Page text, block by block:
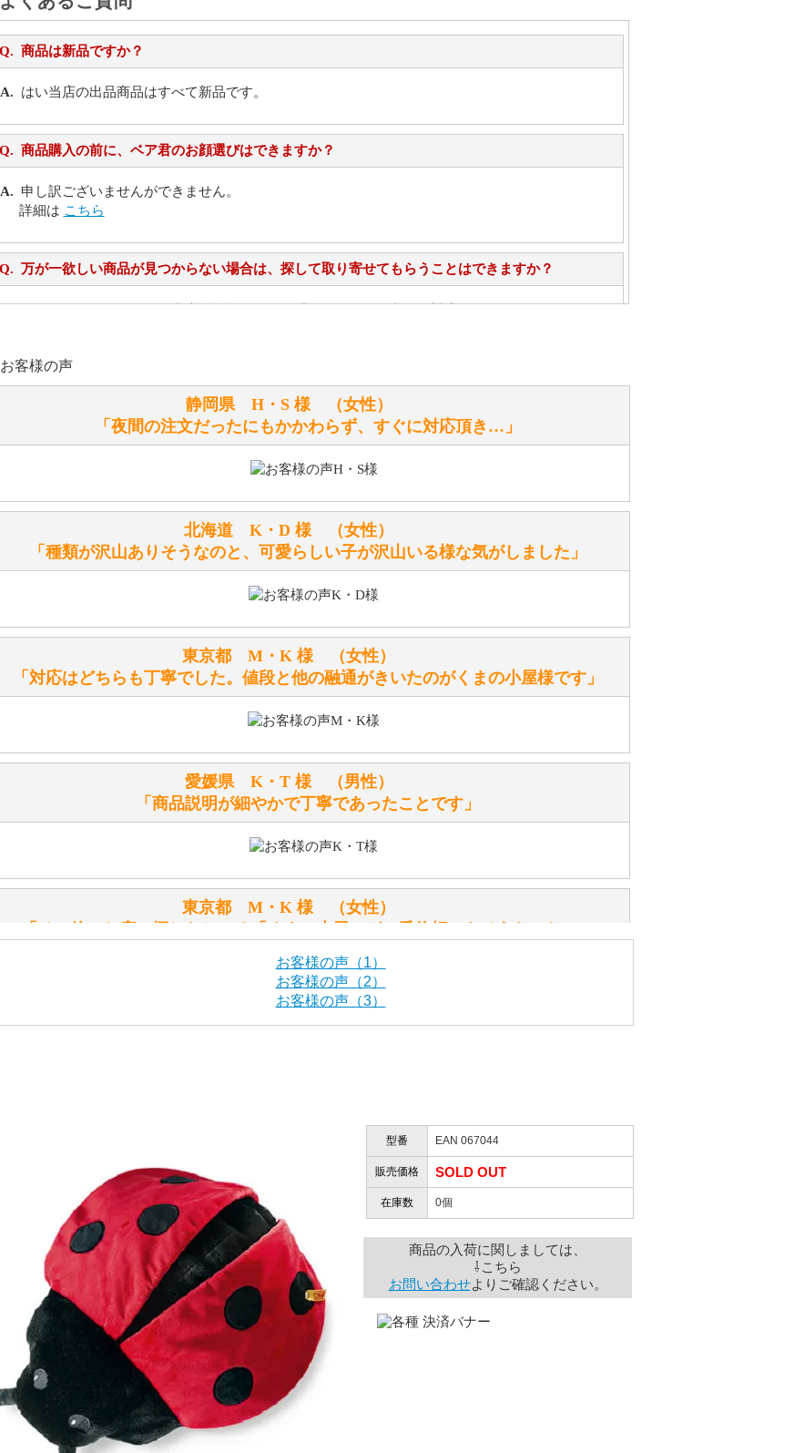
商品は新品ですか？
はい当店の出品商品はすべて新品です。
商品購入の前に、ベア君のお顔選びはできますか？
申し訳ございませんができません。
詳細は こちら
万が一欲しい商品が見つからない場合は、探して取り寄せてもらうことはできますか？
シュタイフのぬいぐるみは洗濯できますか？ ぬいぐるみのお手入れ方法を教えてください。
洗濯できるのとできないのがあります。
こちらをご覧ください。
シリアルNO付きやクラブ限定などいろいろと意味があります。
詳しくはこちらをご覧ください。
テディベアを横にすると音が鳴ります、なぜでしょうか？
シュタイフのテディベアには、鳴くタイプのテディベアがいます。
お腹の中にグロウラーという部品を内臓しています。
体をねかせたりおこしたりすると「グーグー」と鳴くタイプを『グロウラー』といいます。
テディベアのお腹を押すと「キュッキュッ」と音が鳴ります、なぜでしょうか？
シュタイフのテディベアには、おなかを押すと「キュッキュッ」と音が鳴る『スクエーカー』が
シュタイフ社製品の実物を見ることはできますか？
当店はネット販売ですので実物をお見せすることができません。
商品は全て当店へ入荷させたのち欠品を行いお客様宅へお届けします。
関税はすべて当店にて処理しますのでお客様のご負担は一切ありません。
商品が届くまでにはどのくらいの期間がかかりますか？
国内で一度検品をしますので、決済確認後、２～４週間でのお届けとなります。
尚、オーダー注文の場合は４～８週間でのお届けとなります。
（稀に、通関手続き等に時間がかかり、納期が遅れる場合がありますので、ご了承の程よろしく
お願い致します。）
注文のキャンセルは可能ですか？
お取り寄せ商品となっておりますため、仕入先へ発注後のキャンセルは受け付けかねます。
静岡県 H・S 様 （女性）
「夜間の注文だったにもかかわらず、すぐに対応頂き…」
北海道 K・D 様 （女性）
「種類が沢山ありそうなのと、可愛らしい子が沢山いる様な気がしました」
東京都 M・K 様 （女性）
「対応はどちらも丁寧でした。値段と他の融通がきいたのがくまの小屋様です」
愛媛県 K・T 様 （男性）
「商品説明が細やかで丁寧であったことです」
東京都 M・K 様 （女性）
千葉県 U・Y 様 （女性）
「ChatGPTを利用したところ「くまの小屋」さんを紹介され…」
埼玉県 S・W 様
「送られる際にメールなどで届けて頂きとても安心感がありました」
大阪府 Y・W 様 （男性）
「取り扱っているNetショップで一番信用出来そうだった」
お客様の声（1）
お客様の声（2）
お客様の声（3）
型番 EAN 067044
販売価格 SOLD OUT
在庫数 0個
商品の入荷に関しましては、
⇩こちら
お問い合わせよりご確認ください。